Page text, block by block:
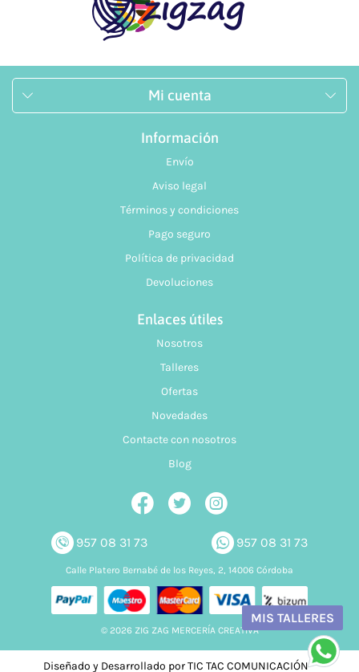
Mi cuenta
Información
Envío
Aviso legal
Términos y condiciones
Pago seguro
Política de privacidad
Devoluciones
Enlaces útiles
Nosotros
Talleres
Ofertas
Novedades
Contacte con nosotros
Blog
957 08 31 73 957 08 31 73
Calle Platero Bernabé de los Reyes, 2, 14006 Córdoba
© 2026 ZIG ZAG MERCERÍA CREATIVA
Diseñado y Desarrollado por TIC TAC COMUNICACIÓN
MIS TALLERES